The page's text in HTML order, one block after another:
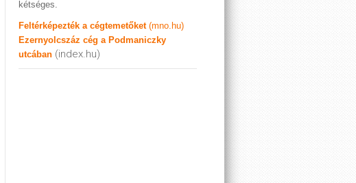
kétséges.
Feltérképezték a cégtemetőket (mno.hu)
Ezernyolcszáz cég a Podmaniczky
utcában (index.hu)